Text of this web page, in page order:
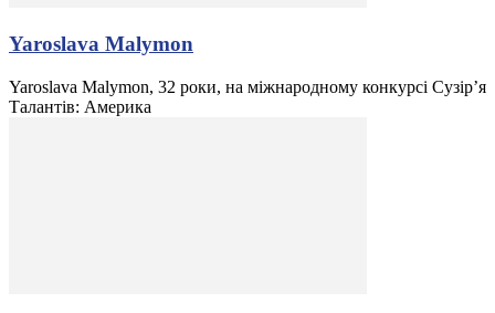
Yaroslava Malymon
Yaroslava Malymon, 32 роки, на міжнародному конкурсі Сузір’я
Талантів: Америка